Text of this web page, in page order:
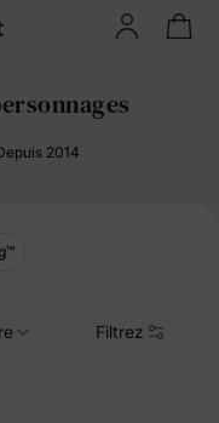
2014
™
Filtrez